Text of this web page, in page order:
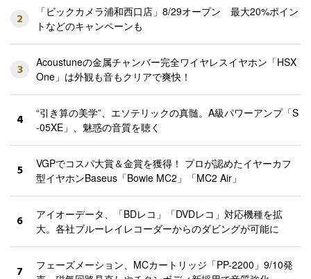
2
「ビックカメラ浦和西口店」8/29オープン 最大20%ポイン
トなどのキャンペーンも
3
Acoustuneの金属チャンバー完全ワイヤレスイヤホン「HSX
One」は外観も音もクリアで爽快！
4
“引き算の美学”、エソテリックの真髄。A級パワーアンプ「S
-05XE」、魅惑の音質を聴く
5
VGPでコスパ大賞＆金賞を獲得！ プロが認めたイヤーカフ
型イヤホンBaseus「Bowie MC2」「MC2 Air」
6
アイオーデータ、「BDレコ」「DVDレコ」対応機種を拡
大。各社ブルーレイレコーダーからのダビングが可能に
7
フェーズメーション、MCカートリッジ「PP-2200」9/10発